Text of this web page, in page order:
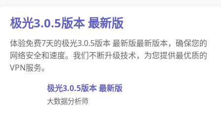
极光3.0.5版本 最新版
体验免费7天的极光3.0.5版本 最新版最新版本，确保您的
网络安全和速度。我们不断升级技术，为您提供最优质的
VPN服务。
极光3.0.5版本 最新版
大数据分析师